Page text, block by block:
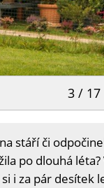
3 / 17
stáří či
po dlouhá
i za pár